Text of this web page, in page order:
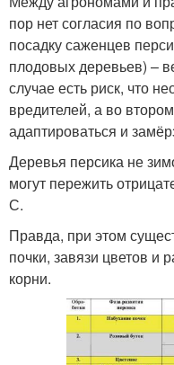
пор нет согласия по
посадку саженцев
плодовых деревьев) –
случае есть риск, что
вредителей, а во
адаптироваться и
Деревья персика не
могут пережить
С.
Правда, при этом
почки, завязи цветов и
корни.